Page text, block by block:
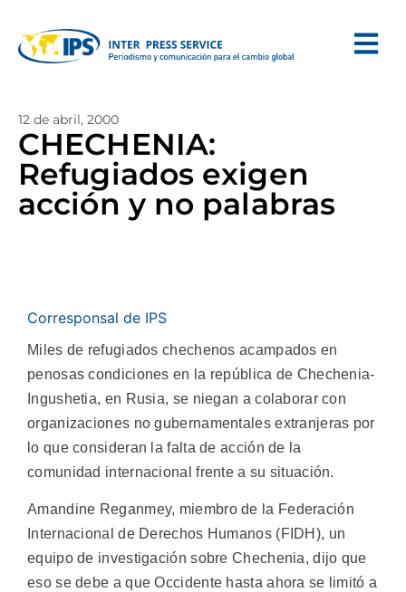
12 de abril, 2000
CHECHENIA:
Refugiados exigen
acción y no palabras
Corresponsal de IPS
Miles de refugiados chechenos acampados en
penosas condiciones en la república de Chechenia-
Ingushetia, en Rusia, se niegan a colaborar con
organizaciones no gubernamentales extranjeras por
lo que consideran la falta de acción de la
comunidad internacional frente a su situación.
Amandine Reganmey, miembro de la Federación
Internacional de Derechos Humanos (FIDH), un
equipo de investigación sobre Chechenia, dijo que
eso se debe a que Occidente hasta ahora se limitó a